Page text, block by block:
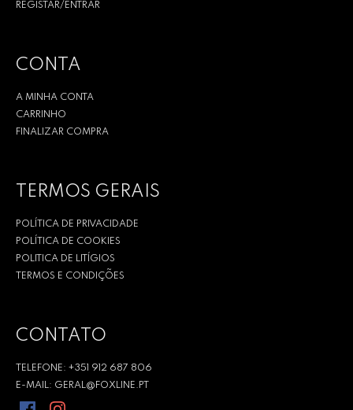
REGISTAR/ENTRAR
CONTA
A MINHA CONTA
CARRINHO
FINALIZAR COMPRA
TERMOS GERAIS
POLÍTICA DE PRIVACIDADE
POLÍTICA DE COOKIES
POLITICA DE LITÍGIOS
TERMOS E CONDIÇÕES
CONTATO
TELEFONE: +351 912 687 806
E-MAIL: GERAL@FOXLINE.PT